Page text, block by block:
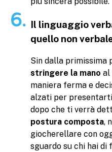
Il linguaggio
quello non
Sin dalla primissima
stringere la mano al
maniera ferma e
alzati per
dopo che ti verrà
postura composta,
giocherellare con
sguardo su chi hai